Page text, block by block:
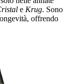
e Krug. Sono
offrendo